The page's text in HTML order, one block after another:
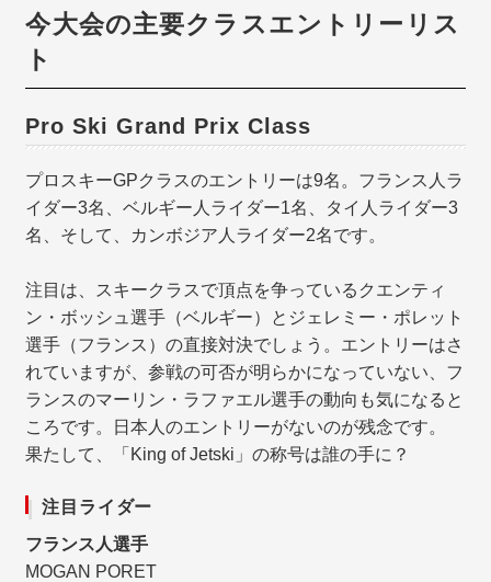
今大会の主要クラスエントリーリス
ト
Pro Ski Grand Prix Class
プロスキーGPクラスのエントリーは9名。フランス人ラ
イダー3名、ベルギー人ライダー1名、タイ人ライダー3
名、そして、カンボジア人ライダー2名です。
注目は、スキークラスで頂点を争っているクエンティ
ン・ボッシュ選手（ベルギー）とジェレミー・ポレット
選手（フランス）の直接対決でしょう。エントリーはさ
れていますが、参戦の可否が明らかになっていない、フ
ランスのマーリン・ラファエル選手の動向も気になると
ころです。日本人のエントリーがないのが残念です。
果たして、「King of Jetski」の称号は誰の手に？
注目ライダー
フランス人選手
MOGAN PORET